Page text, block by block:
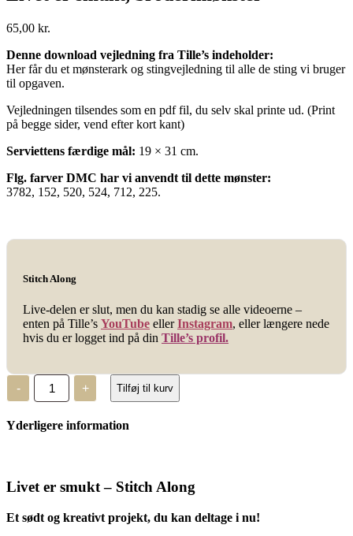
65,00 kr.
Denne download vejledning fra Tille’s indeholder:
Her får du et mønsterark og stingvejledning til alle de sting vi bruger
til opgaven.
Vejledningen tilsendes som en pdf fil, du selv skal printe ud. (Print
på begge sider, vend efter kort kant)
Serviettens færdige mål: 19 × 31 cm.
Flg. farver DMC har vi anvendt til dette mønster:
3782, 152, 520, 524, 712, 225.
Stitch Along
Live-delen er slut, men du kan stadig se alle videoerne –
enten på Tille’s YouTube ellerInstagram, eller længere nede
hvis du er logget ind på din Tille’s profil.
-
Livet
smukt,
broderimønster
antal
+ Tilføj til kurv
Yderligere information
Livet er smukt – Stitch Along
Et sødt og kreativt projekt, du kan deltage i nu!